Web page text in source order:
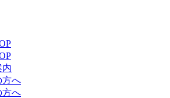
内
方へ
方へ